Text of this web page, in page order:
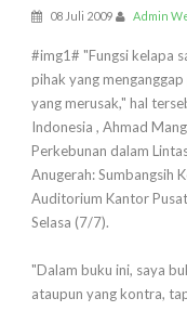
08 Juli 2009 Admin
#img1# "Fungsi kelapa
pihak yang
yang merusak," hal
Indonesia , Ahmad
Perkebunan dalam
Anugerah: Sumbangsih
Auditorium Kantor
Selasa (7/7).
"Dalam buku ini, saya
ataupun yang kontra,